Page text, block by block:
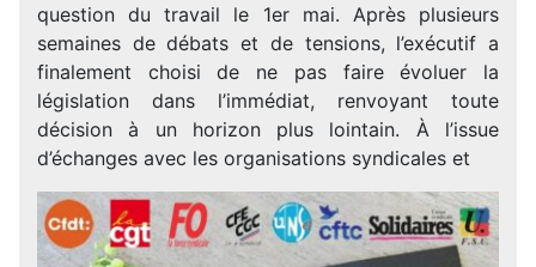
question du travail le 1er mai. Après plusieurs
semaines de débats et de tensions, l’exécutif a
finalement choisi de ne pas faire évoluer la
législation dans l’immédiat, renvoyant toute
décision à un horizon plus lointain. À l’issue
d’échanges avec les organisations syndicales et